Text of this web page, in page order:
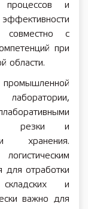
процессов и
совместно с
при
области.
резки и
хранения.
для отработки
и
важно для